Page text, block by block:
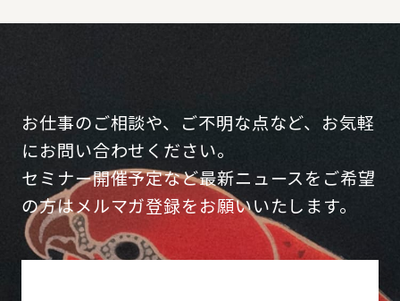
お仕事のご相談や、ご不明な点など、お気軽
にお問い合わせください。
セミナー開催予定など最新ニュースをご希望
の方はメルマガ登録をお願いいたします。